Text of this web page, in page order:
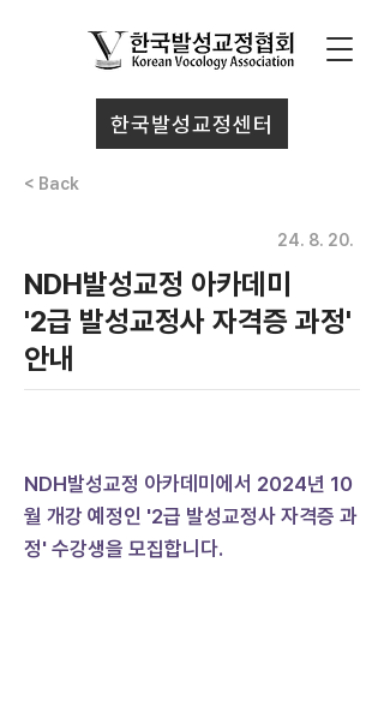
한국발성교정센터
< Back
24. 8. 20.
NDH발성교정 아카데미
'2급 발성교정사 자격증 과정'
안내
NDH발성교정 아카데미에서 2024년 10
월 개강 예정인 '2급 발성교정사 자격증 과
정' 수강생을 모집합니다.